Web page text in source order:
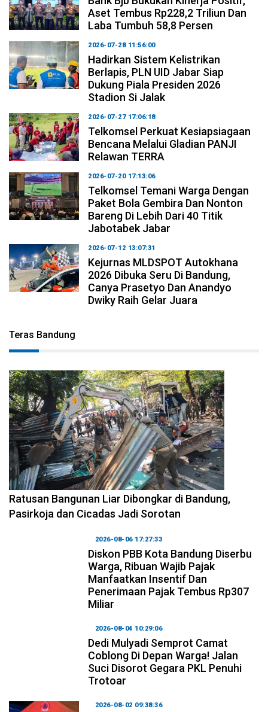
Aset Tembus Rp228,2 Triliun Dan
Laba Tumbuh 58,8 Persen
2026-07-28 11:56:00
Hadirkan Sistem Kelistrikan
Berlapis, PLN UID Jabar Siap
Dukung Piala Presiden 2026
Stadion Si Jalak
2026-07-27 17:06:18
Telkomsel Perkuat Kesiapsiagaan
Bencana Melalui Gladian PANJI
Relawan TERRA
2026-07-20 17:13:06
Telkomsel Temani Warga Dengan
Paket Bola Gembira Dan Nonton
Bareng Di Lebih Dari 40 Titik
Jabotabek Jabar
2026-07-12 13:07:31
Kejurnas MLDSPOT Autokhana
2026 Dibuka Seru Di Bandung,
Canya Prasetyo Dan Anandyo
Dwiky Raih Gelar Juara
Teras Bandung
2026-08-06 17:34:08
Ratusan Bangunan Liar Dibongkar di Bandung,
Pasirkoja dan Cicadas Jadi Sorotan
2026-08-06 17:27:33
Diskon PBB Kota Bandung Diserbu
Warga, Ribuan Wajib Pajak
Manfaatkan Insentif Dan
Penerimaan Pajak Tembus Rp307
Miliar
2026-08-04 10:29:06
Dedi Mulyadi Semprot Camat
Coblong Di Depan Warga! Jalan
Suci Disorot Gegara PKL Penuhi
Trotoar
2026-08-02 09:38:36